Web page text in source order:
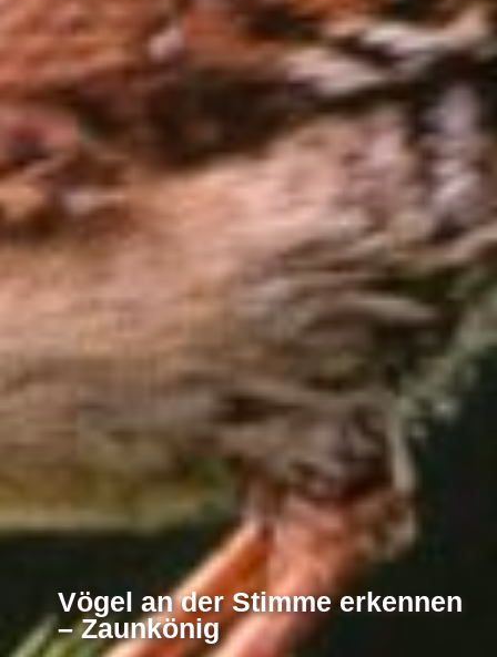
Vögel an der Stimme erkennen
– Zaunkönig